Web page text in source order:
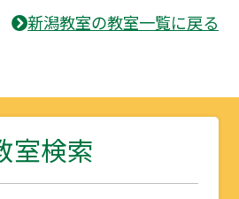
新潟教室の教室一覧に戻る
室検索